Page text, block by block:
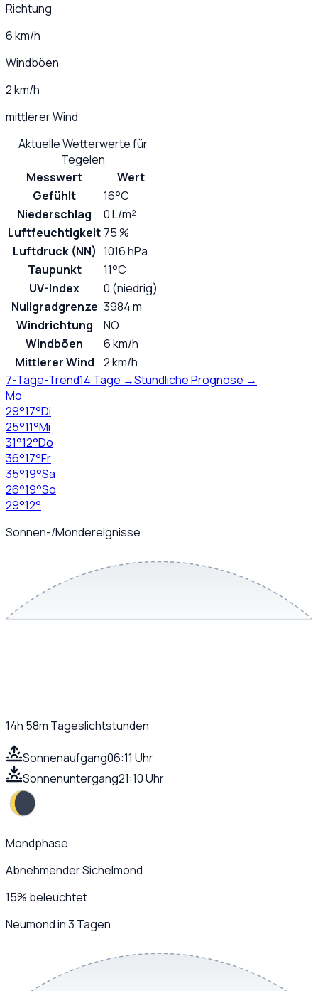
Richtung
6 km/h
Windböen
2 km/h
mittlerer Wind
Aktuelle Wetterwerte für
Tegelen
Messwert
Wert
Gefühlt
16°C
Niederschlag
0 L/m²
Luftfeuchtigkeit 75 %
Luftdruck (NN) 1016 hPa
Taupunkt
11°C
UV-Index
0 (niedrig)
Nullgradgrenze 3984 m
Windrichtung
NO
Windböen
6 km/h
Mittlerer Wind
2 km/h
7-Tage-Trend14 Tage →Stündliche Prognose →
Mo
29°17°Di
25°11°Mi
31°12°Do
36°17°Fr
35°19°Sa
26°19°So
29°12°
Sonnen-/Mondereignisse
14h 58m Tageslichtstunden
Sonnenaufgang06:11 Uhr
Sonnenuntergang21:10 Uhr
Mondphase
Abnehmender Sichelmond
15% beleuchtet
Neumond in 3 Tagen